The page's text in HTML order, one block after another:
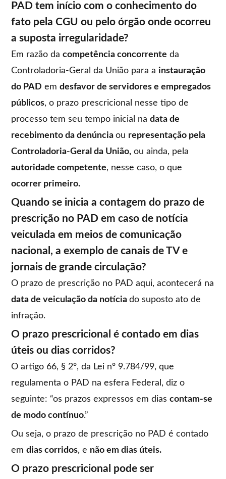
PAD tem início com o conhecimento do
fato pela CGU ou pelo órgão onde ocorreu
a suposta irregularidade?
Em razão dacompetência concorrente da
Controladoria-Geral da União para a instauração
do PAD emdesfavor de servidores e empregados
públicos, o prazo prescricional nesse tipo de
processo tem seu tempo inicial nadata de
recebimento da denúnciaou representação pela
Controladoria-Geral da União, ou ainda, pela
autoridade competente, nesse caso, o que
ocorrer primeiro.
Quando se inicia a contagem do prazo de
prescrição no PAD em caso de notícia
veiculada em meios de comunicação
nacional, a exemplo de canais de TV e
jornais de grande circulação?
O prazo de prescrição no PAD aqui, acontecerá na
data de veiculação da notíciado suposto ato de
infração.
O prazo prescricional é contado em dias
úteis ou dias corridos?
O artigo 66, § 2º, da Lei nº 9.784/99, que
regulamenta o PAD na esfera Federal, diz o
seguinte: “os prazos expressos em diascontam-se
de modo contínuo.”
Ou seja, o prazo de prescrição no PAD é contado
emdias corridos, e não em dias úteis.
O prazo prescricional pode ser